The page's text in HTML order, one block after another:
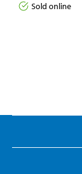
Sold online